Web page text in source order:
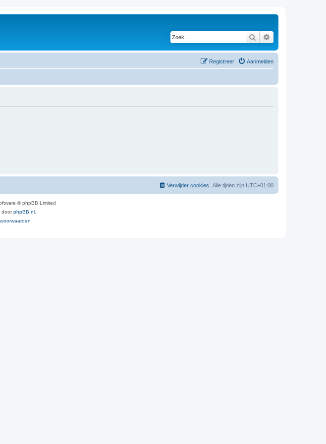
Zoek
Aanmelden
Registreer
Alle tijden zijn UTC+01:00
Verwijder cookies
© phpBB Limited
doorphpBB.nl